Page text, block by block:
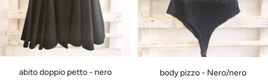
abito doppio petto - nero
body pizzo - Nero/nero